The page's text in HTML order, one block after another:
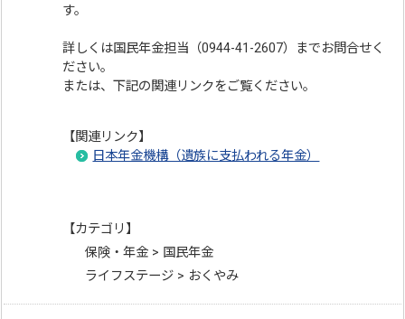
す。
詳しくは国民年金担当（0944-41-2607）までお問合せく
ださい。
または、下記の関連リンクをご覧ください。
【関連リンク】
日本年金機構（遺族に支払われる年金）
【カテゴリ】
保険・年金 > 国民年金
ライフステージ > おくやみ